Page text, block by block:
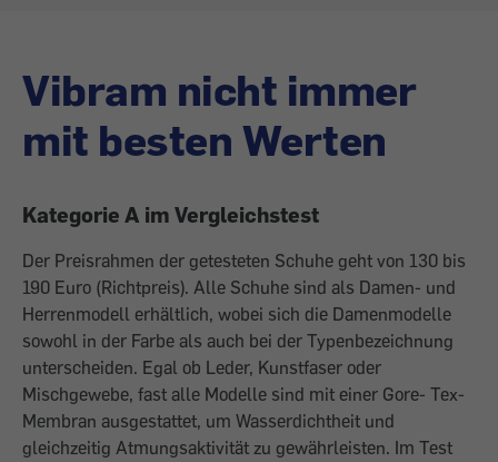
Vibram nicht immer
mit besten Werten
Kategorie A im Vergleichstest
Der Preisrahmen der getesteten Schuhe geht von 130 bis
190 Euro (Richtpreis). Alle Schuhe sind als Damen- und
Herrenmodell erhältlich, wobei sich die Damenmodelle
sowohl in der Farbe als auch bei der Typenbezeichnung
unterscheiden. Egal ob Leder, Kunstfaser oder
Mischgewebe, fast alle Modelle sind mit einer Gore- Tex-
Membran ausgestattet, um Wasserdichtheit und
gleichzeitig Atmungsaktivität zu gewährleisten. Im Test